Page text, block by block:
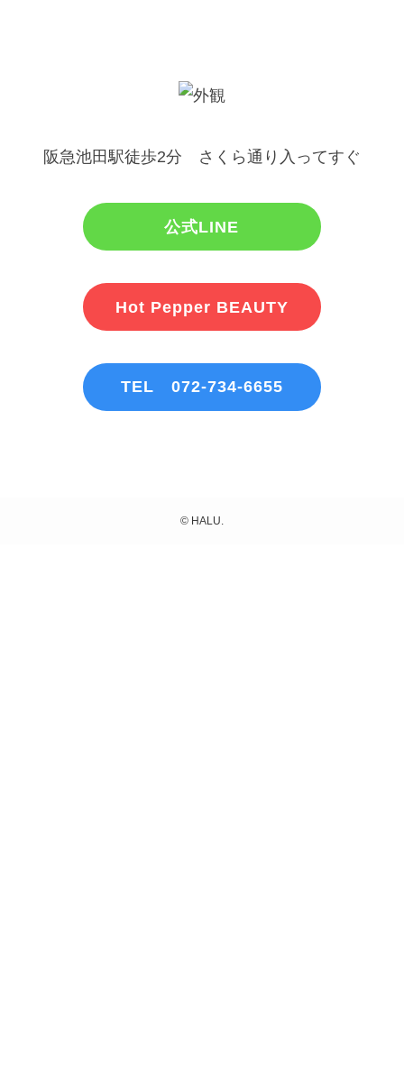
阪急池田駅徒歩2分 さくら通り入ってすぐ
公式LINE
Hot Pepper BEAUTY
TEL 072-734-6655
© HALU.